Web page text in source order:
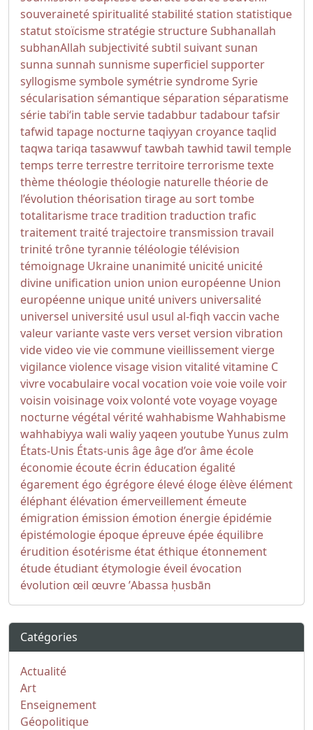
souverainetéspiritualitéstabilitéstation statistique
statutstoïcismestratégiestructureSubhanallah
subhanAllah subjectivitésubtil suivantsunan
sunna sunnah sunnismesuperficiel supporter
syllogismesymbolesymétriesyndromeSyrie
sécularisation sémantiqueséparation séparatisme
sérietabi‘in table servietadabburtadabourtafsir
tafwid tapage nocturnetaqiyyan croyancetaqlid
taqwa tariqa tasawwuftawbah tawhid tawil temple
temps terreterrestreterritoireterrorismetexte
thèmethéologiethéologie naturellethéorie de
l’évolution théorisation tirage au sorttombe
totalitarismetracetradition traduction trafic
traitementtraitétrajectoiretransmission travail
trinitétrônetyrannietéléologietélévision
témoignage Ukraine unanimité unicité unicité
divine unification union union européenne Union
européenne unique unité univers universalité
universel université usul usul al-fiqh vaccin vache
valeurvariantevastevers versetversion vibration
videvideo vievie communevieillissementvierge
vigilanceviolencevisagevision vitalitévitamine C
vivrevocabulairevocal vocation voievoievoilevoir
voisin voisinagevoixvolontévotevoyagevoyage
nocturnevégétal véritéwahhabismeWahhabisme
wahhabiyya wali waliyyaqeen youtubeYunus zulm
États-Unis États-unis âgeâge d’orâme école
économie écoute écrin éducation égalité
égarement égo égrégore élevé éloge élève élément
éléphant élévation émerveillement émeute
émigration émission émotion énergie épidémie
épistémologie époque épreuve épée équilibre
érudition ésotérisme état éthique étonnement
étude étudiant étymologie éveil évocation
évolution œil œuvreʼAbassa ḥusbān
Catégories
Actualité
Art
Enseignement
Géopolitique